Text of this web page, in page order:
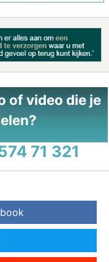
of video die je
71 321